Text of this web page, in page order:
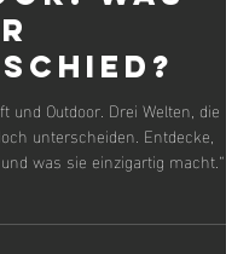
vs
vs
Was
und Outdoor. Drei Welten, die